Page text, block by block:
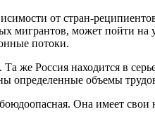
от стран-
мигрантов, может пойти
потоки.
же Россия находится в
определенные объемы
Она имеет свои